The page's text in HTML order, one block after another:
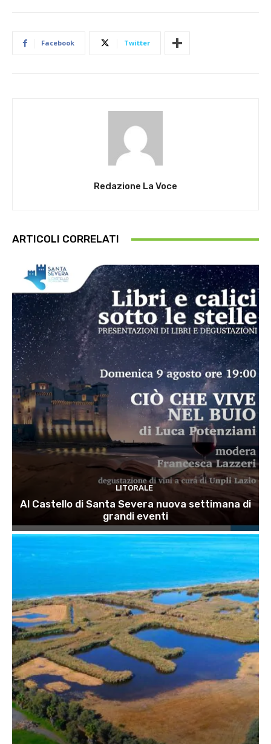
Facebook Twitter
Redazione La Voce
ARTICOLI CORRELATI
LITORALE
Al Castello di Santa Severa nuova settimana di
grandi eventi